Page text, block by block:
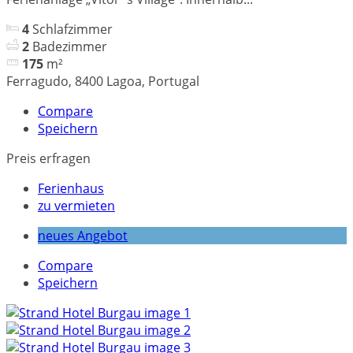
4Schlafzimmer
2 Badezimmer
175 m²
Ferragudo, 8400 Lagoa, Portugal
Compare
Speichern
Preis erfragen
Ferienhaus
zu vermieten
neues Angebot
Compare
Speichern